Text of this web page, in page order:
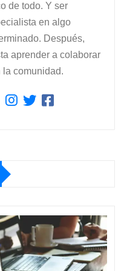
de todo. Y ser
en algo
Después,
aprender a colaborar
la comunidad.